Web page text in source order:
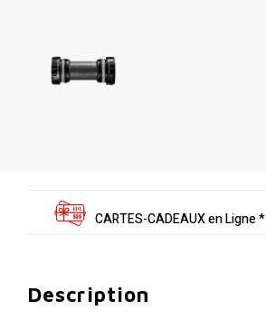
CARTES-CADEAUX en Ligne *
Description